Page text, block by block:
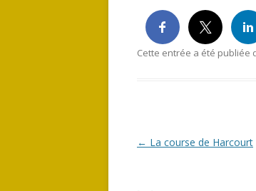
Cette entrée a été publiée
Navigation des articles
← La course de Harcourt